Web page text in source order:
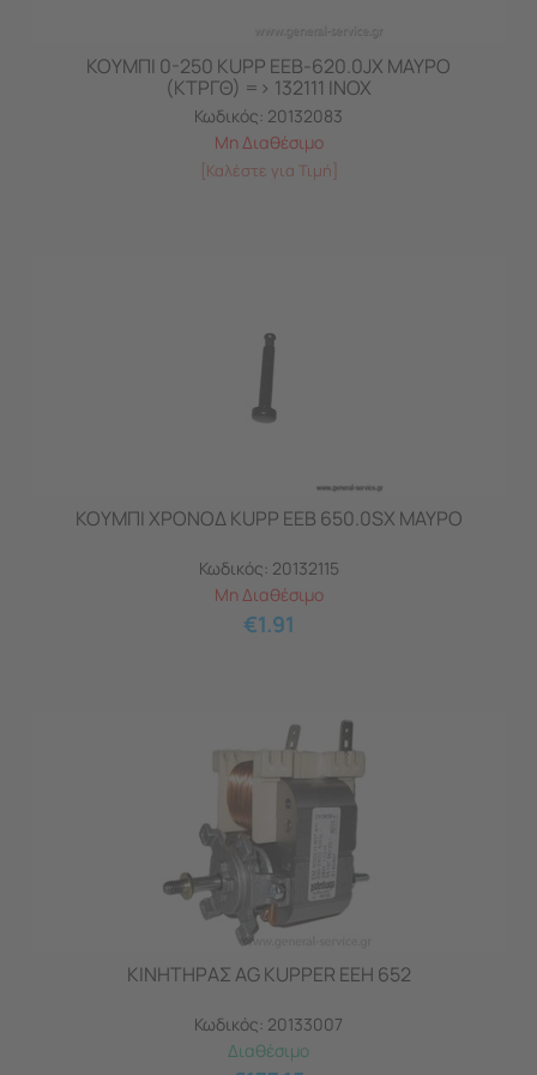
ΚΟΥΜΠΙ 0-250 KUPP EEB-620.0JX ΜΑΥΡΟ
(ΚΤΡΓΘ) => 132111 ΙΝΟΧ
Κωδικός: 20132083
Μη Διαθέσιμο
[Καλέστε για Τιμή]
ΚΟΥΜΠΙ ΧΡΟΝΟΔ KUPP EEB 650.0SX ΜΑΥΡΟ
Κωδικός: 20132115
Μη Διαθέσιμο
€1.91
ΚΙΝΗΤΗΡΑΣ AG KUPPER EEH 652
Κωδικός: 20133007
Διαθέσιμο